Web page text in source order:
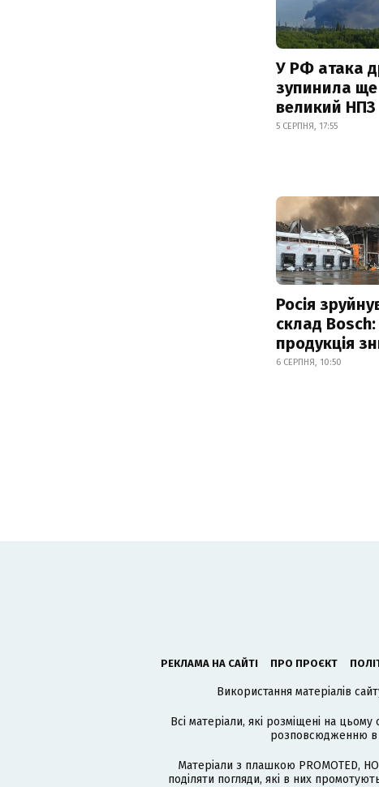
У РФ атака
зупинила
великий НПЗ
5 СЕРПНЯ, 17:55
Росія
склад Bosch:
продукція
6 СЕРПНЯ, 10:50
РЕКЛАМА НА САЙТІ ПРО ПРОЄКТ
Використання матеріалів
Всі матеріали, які розміщені на цьому
розповсюдженню в
Матеріали з плашкою PROMOTED,
поділяти погляди, які в них